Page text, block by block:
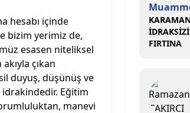
hesabı içinde
bizim yerimiz de,
esasen niteliksel
çıkan
duyuş, düşünüş ve
Eğitim
manevi
FIRTINA